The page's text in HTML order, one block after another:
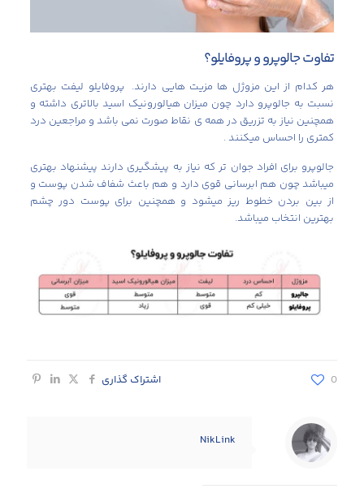
تفاوت جالوپرو و پروفایلو؟
هر کدام از این مزوژل ها مزیت هایی دارند. پروفایلو لیفت بهتری
نسبت به جالوپرو دارد چون میزان هیالورونیک اسید بالاتری داشته و
همچنین نیاز به تزریق در همه ی نقاط صورت نمی باشد و مراجعین درد
کمتری را احساس میکنند .
جالوپرو برای افراد جوان تر که نیاز به پیشگیری دارند پیشنهاد بهتری
میباشد چون هم ابرسانی قوی دارد و هم باعث شفاف شدن پوست و
از بین بردن خطوط ریز میشود و همچنین برای پوست دور چشم
بهترین انتخاب میباشد.
اشتراک گذاری 0
NikLink